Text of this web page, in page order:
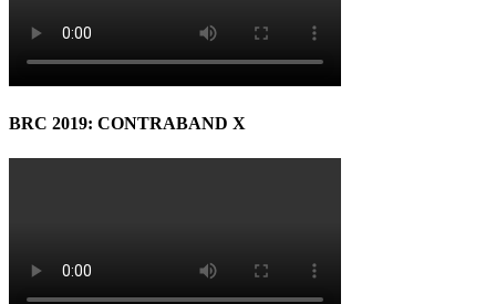
BRC 2019: CONTRABAND X